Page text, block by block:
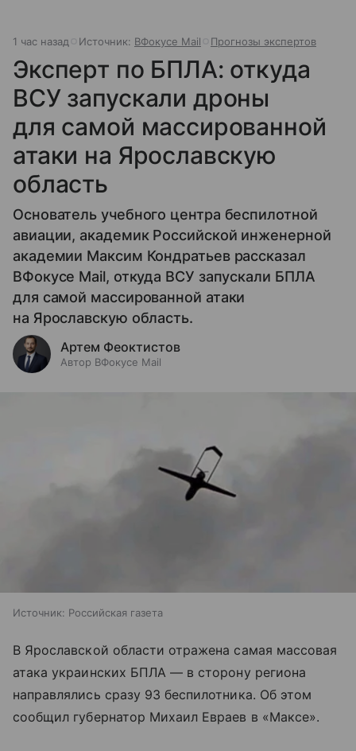
1 час назад Источник: ВФокусе Mail Прогнозы экспертов
Эксперт по БПЛА: откуда
ВСУ запускали дроны
для самой массированной
атаки на Ярославскую
область
Основатель учебного центра беспилотной
авиации, академик Российской инженерной
академии Максим Кондратьев рассказал
ВФокусе Mail, откуда ВСУ запускали БПЛА
для самой массированной атаки
на Ярославскую область.
Артем Феоктистов
Автор ВФокусе Mail
Источник: Российская газета
В Ярославской области отражена самая массовая
атака украинских БПЛА — в сторону региона
направлялись сразу 93 беспилотника. Об этом
сообщил губернатор Михаил Евраев в «Максе».